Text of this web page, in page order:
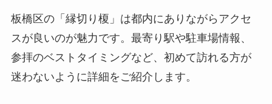
板橋区の「縁切り榎」は都内にありながらアクセ
スが良いのが魅力です。最寄り駅や駐車場情報、
参拝のベストタイミングなど、初めて訪れる方が
迷わないように詳細をご紹介します。